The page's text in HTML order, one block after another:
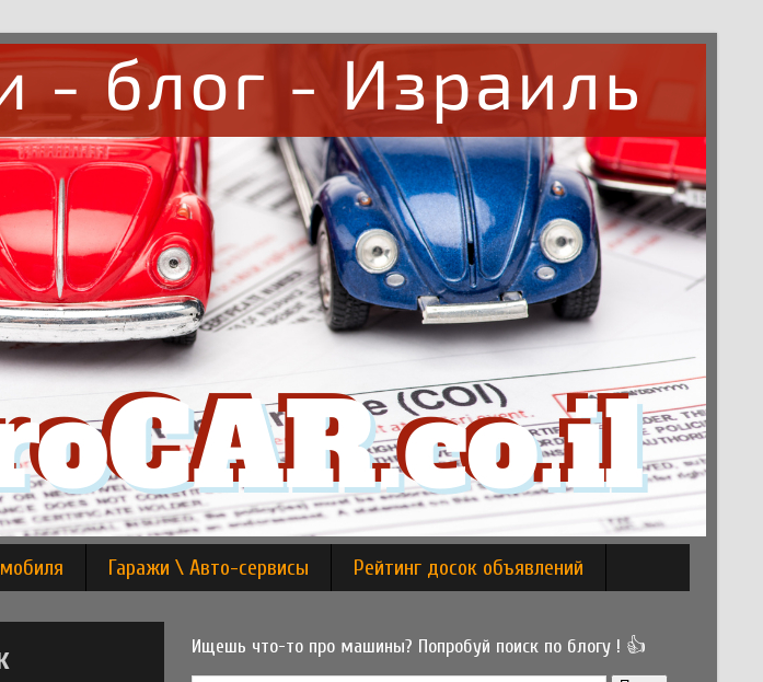
Гаражи \ Авто-сервисы Рейтинг досок объявлений
Ищешь что-то про машины? Попробуй поиск по блогу ! 👍